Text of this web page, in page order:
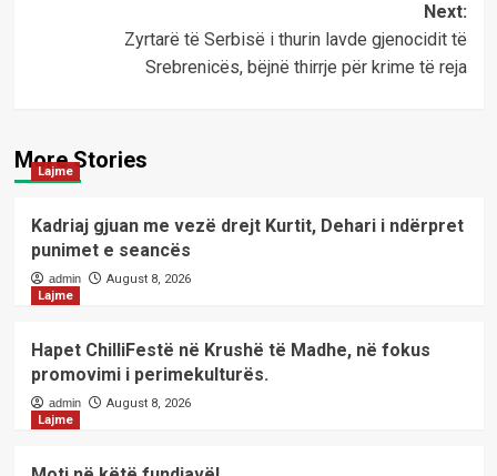
Next:
Zyrtarë të Serbisë i thurin lavde gjenocidit të
Srebrenicës, bëjnë thirrje për krime të reja
More Stories
Lajme
Kadriaj gjuan me vezë drejt Kurtit, Dehari i ndërpret
punimet e seancës
admin
August 8, 2026
Lajme
Hapet ChilliFestë në Krushë të Madhe, në fokus
promovimi i perimekulturës.
admin
August 8, 2026
Lajme